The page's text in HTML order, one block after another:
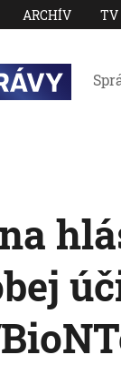
ARCHÍV TV